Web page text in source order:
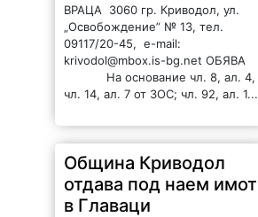
ВРАЦА 3060 гр. Криводол, ул.
„Освобождение” № 13, тел.
09117/20-45, e-mail:
krivodol@mbox.is-bg.net ОБЯВА
На основание чл. 8, ал. 4,
чл. 14, ал. 7 от ЗОС; чл. 92, ал. 1...
Община Криводол
отдава под наем имот
в Главаци